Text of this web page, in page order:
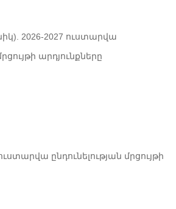
2026-2027 ուստարվա
արդյունքները
ընդունելության մրցույթի